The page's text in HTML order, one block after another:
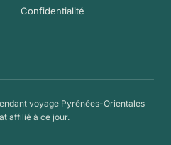
Confidentialité
voyage Pyrénées-Orientales
affilié à ce jour.